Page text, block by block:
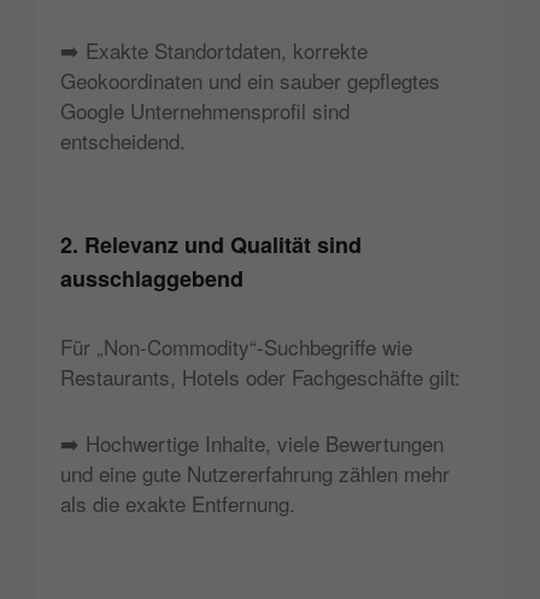
➡️ Exakte Standortdaten, korrekte
Geokoordinaten und ein sauber gepflegtes
Google Unternehmensprofil sind
entscheidend.
2. Relevanz und Qualität sind
ausschlaggebend
Für „Non-Commodity“-Suchbegriffe wie
Restaurants, Hotels oder Fachgeschäfte gilt:
➡️ Hochwertige Inhalte, viele Bewertungen
und eine gute Nutzererfahrung zählen mehr
als die exakte Entfernung.